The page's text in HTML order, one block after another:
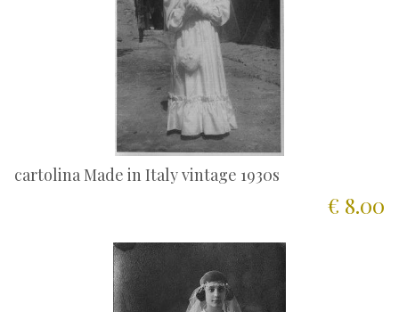
cartolina Made in Italy vintage 1930s
€ 8.00